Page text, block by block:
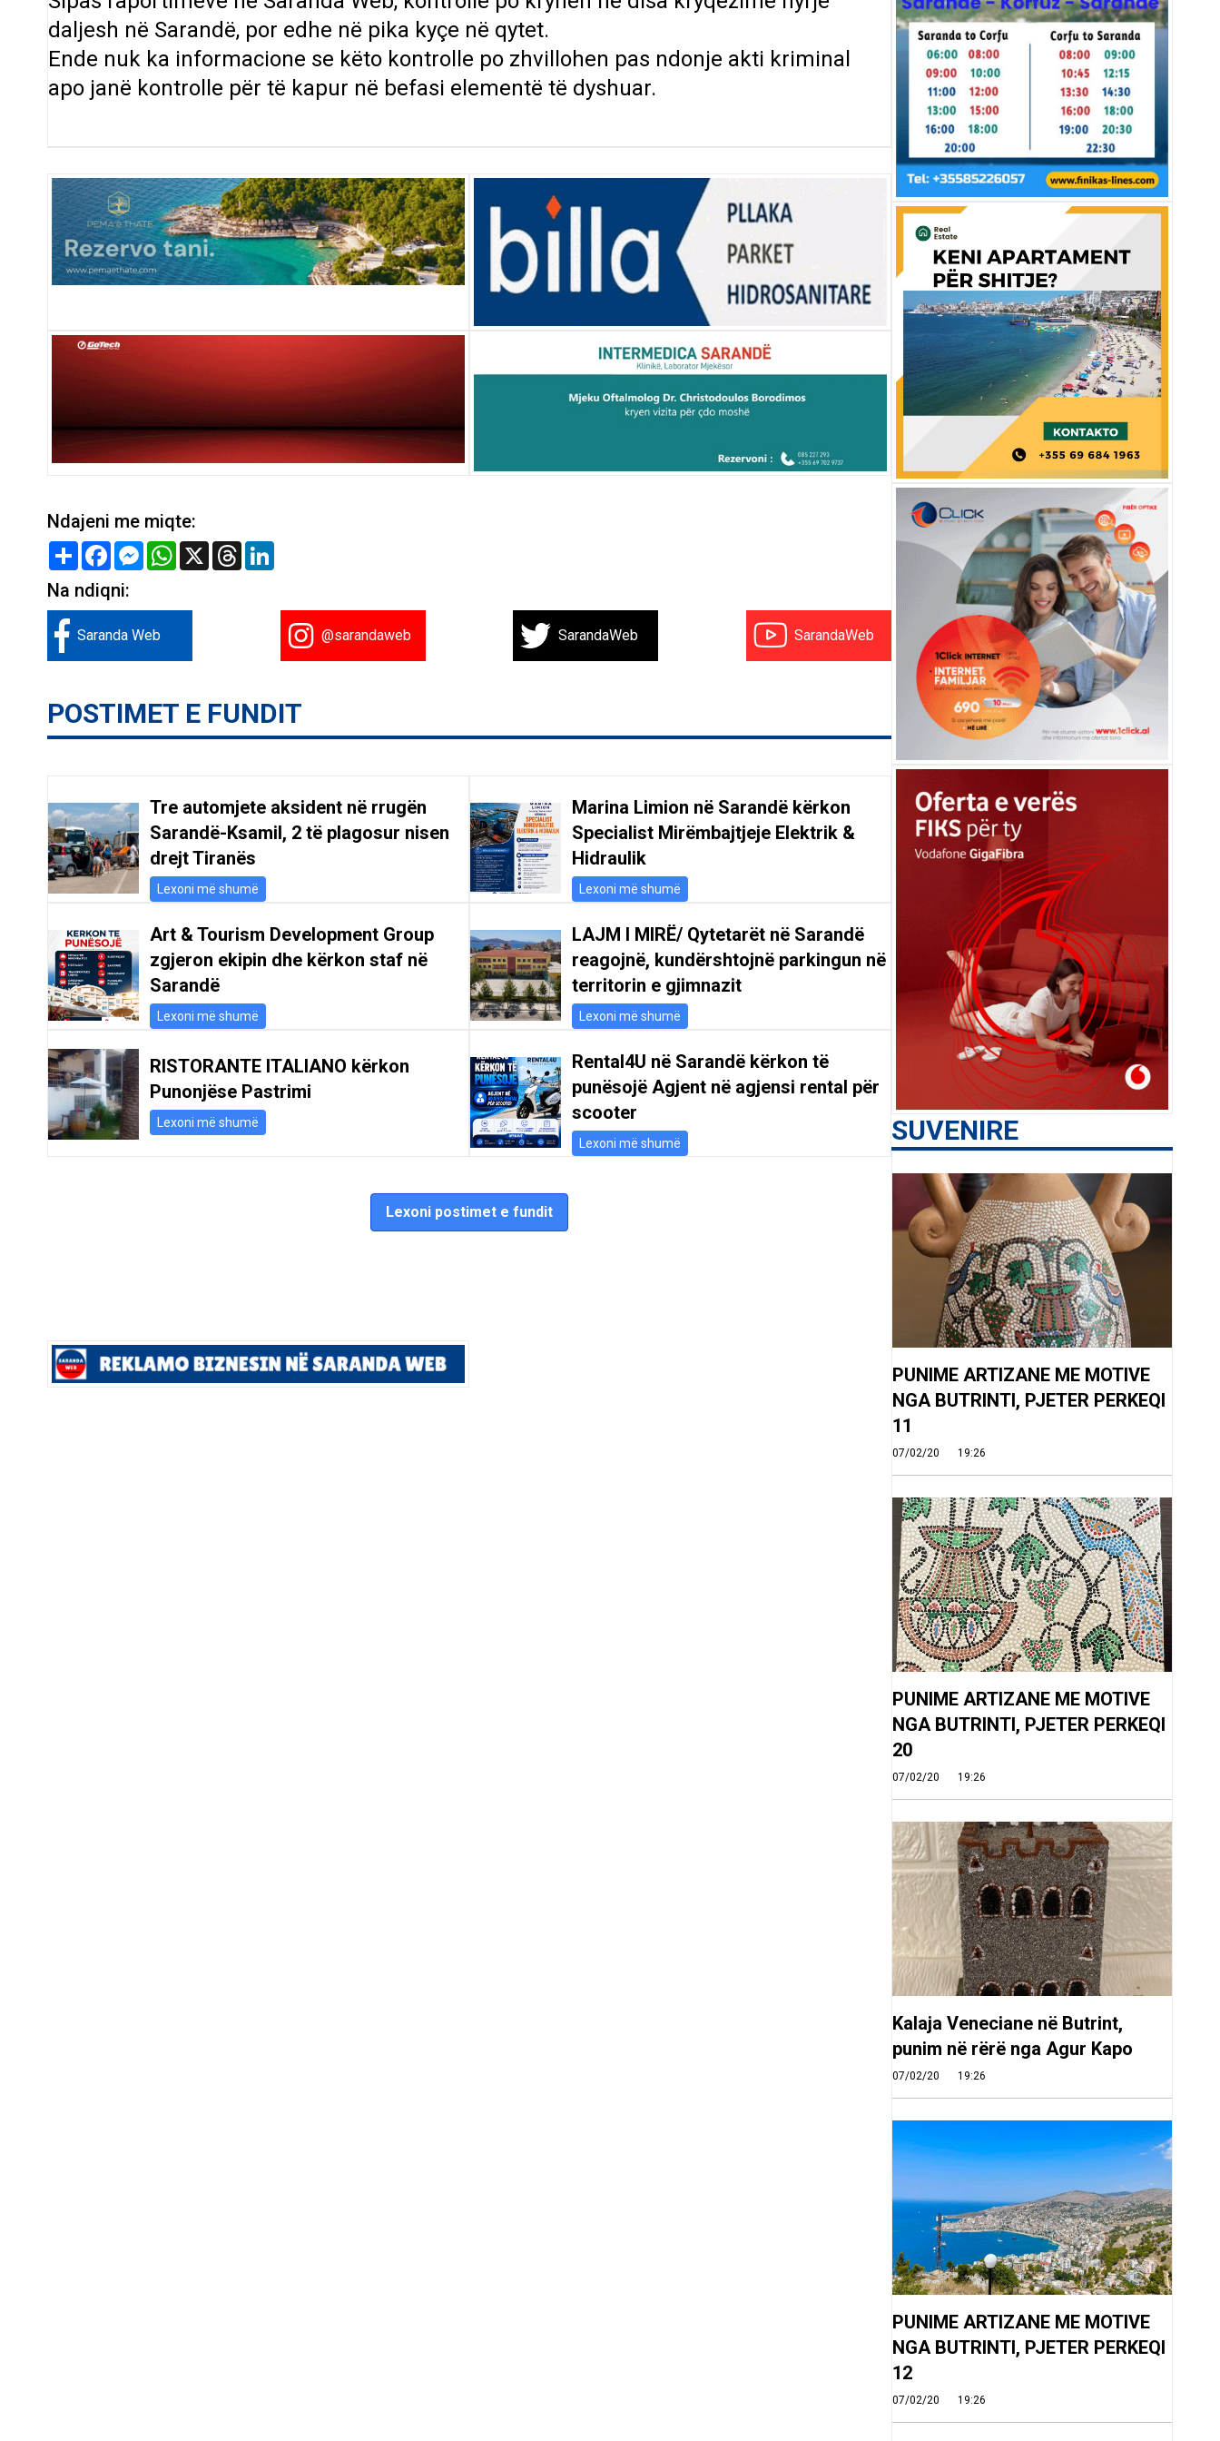
daljesh në Sarandë, por edhe në pika kyçe në qytet.
Ende nuk ka informacione se këto kontrolle po zhvillohen pas ndonje akti kriminal
apo janë kontrolle për të kapur në befasi elementë të dyshuar.
Ndajeni me miqte:
Share FacebookMessenger
WhatsApp
X Threads
Na ndiqni:
Saranda Web @sarandaweb SarandaWeb SarandaWeb
POSTIMET E FUNDIT
Tre automjete aksident në rrugën
Sarandë-Ksamil, 2 të plagosur nisen
drejt Tiranës
Lexoni më shumë
Marina Limion në Sarandë kërkon
Specialist Mirëmbajtjeje Elektrik &
Hidraulik
Lexoni më shumë
Art & Tourism Development Group
zgjeron ekipin dhe kërkon staf në
Sarandë
Lexoni më shumë
LAJM I MIRË/ Qytetarët në Sarandë
reagojnë, kundërshtojnë parkingun në
territorin e gjimnazit
Lexoni më shumë
RISTORANTE ITALIANO kërkon
Punonjëse Pastrimi
Lexoni më shumë
Rental4U në Sarandë kërkon të
punësojë Agjent në agjensi rental për
scooter
Lexoni më shumë
Lexoni postimet e fundit
SUVENIRE
PUNIME ARTIZANE ME MOTIVE
NGA BUTRINTI, PJETER PERKEQI
11
07/02/20 19:26
PUNIME ARTIZANE ME MOTIVE
NGA BUTRINTI, PJETER PERKEQI
20
07/02/20 19:26
Kalaja Veneciane në Butrint,
punim në rërë nga Agur Kapo
07/02/20 19:26
PUNIME ARTIZANE ME MOTIVE
NGA BUTRINTI, PJETER PERKEQI
12
07/02/20 19:26